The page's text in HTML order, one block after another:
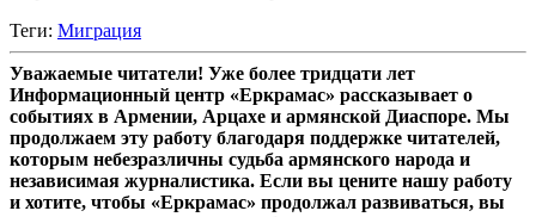
Теги: Миграция
Уважаемые читатели! Уже более тридцати лет
Информационный центр «Еркрамас» рассказывает о
событиях в Армении, Арцахе и армянской Диаспоре. Мы
продолжаем эту работу благодаря поддержке читателей,
которым небезразличны судьба армянского народа и
независимая журналистика. Если вы цените нашу работу
и хотите, чтобы «Еркрамас» продолжал развиваться, вы